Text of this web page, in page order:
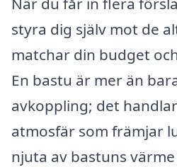
styra dig själv mot de
matchar din budget
En bastu är mer än
avkoppling; det
atmosfär som främjar
njuta av bastuns